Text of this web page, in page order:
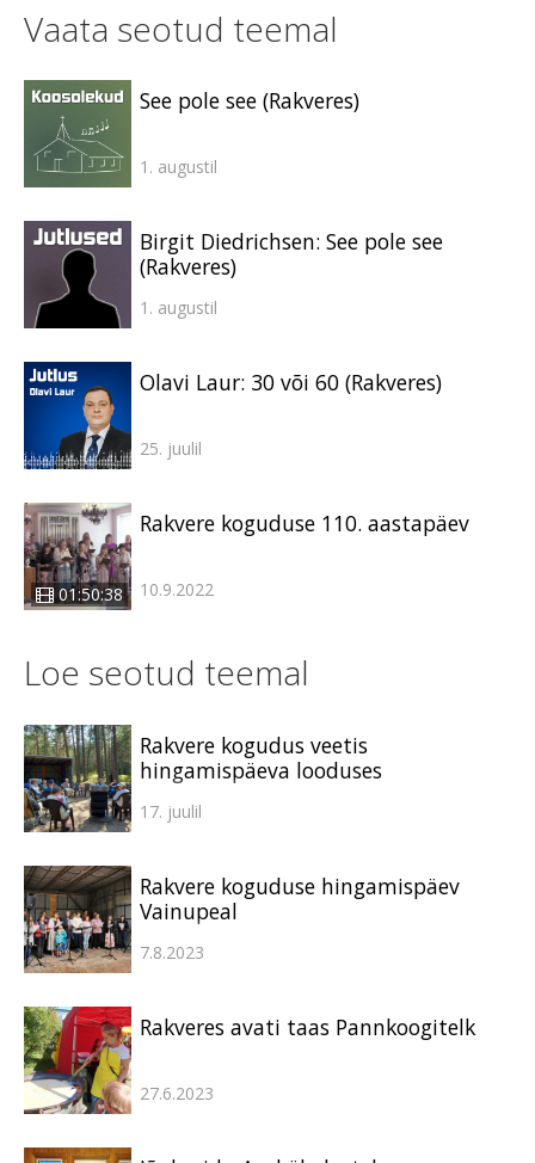
Vaata seotud teemal
See pole see (Rakveres)
1. augustil
Birgit Diedrichsen: See pole see
(Rakveres)
1. augustil
Olavi Laur: 30 või 60 (Rakveres)
25. juulil
01:50:38
Rakvere koguduse 110. aastapäev
10.9.2022
Loe seotud teemal
Rakvere kogudus veetis
hingamispäeva looduses
17. juulil
Rakvere koguduse hingamispäev
Vainupeal
7.8.2023
Rakveres avati taas Pannkoogitelk
27.6.2023